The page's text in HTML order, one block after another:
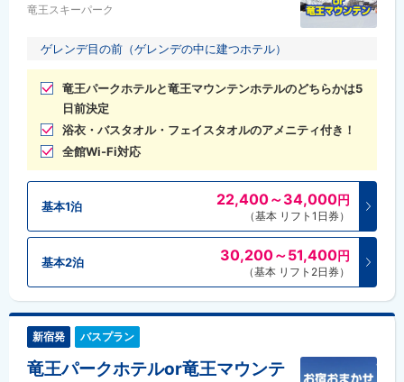
竜王スキーパーク
ゲレンデ目の前（ゲレンデの中に建つホテル）
竜王パークホテルと竜王マウンテンホテルのどちらかは5
日前決定
浴衣・バスタオル・フェイスタオルのアメニティ付き！
全館Wi-Fi対応
基本1泊 22,400～34,000円
（基本 リフト1日券）
基本2泊 30,200～51,400円
（基本 リフト2日券）
新宿発 バスプラン
竜王パークホテルor竜王マウンテ